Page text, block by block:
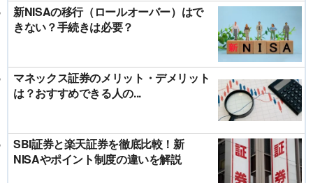
新NISAの移行（ロールオーバー）はで
きない？手続きは必要？
マネックス証券のメリット・デメリット
は？おすすめできる人の...
SBI証券と楽天証券を徹底比較！新
NISAやポイント制度の違いを解説